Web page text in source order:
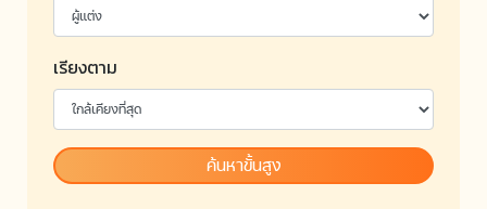
เรียงตาม